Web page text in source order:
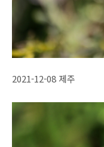
2021-12-08 제주